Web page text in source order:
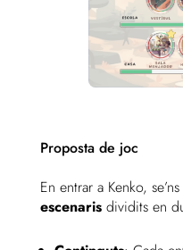
Proposta de joc
En entrar a Kenko,
escenarisdividits en